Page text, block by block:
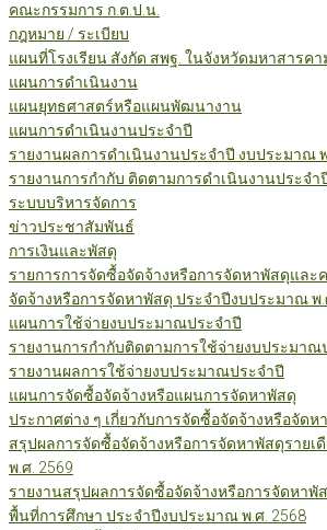
คณะกรรมการ ก.ต.ป.น.
กฎหมาย / ระเบียบ
แผนที่โรงเรียน สังกัด สพฐ. ในจังหวัดมหาสารคา
แผนการดำเนินงาน
แผนยุทธศาสตร์หรือแผนพัฒนางาน
แผนการดำเนินงานประจำปี
รายงานผลการดำเนินงานประจำปี งบประมาณ
รายงานการกำกับ ติดตามการดำเนินงานประจำ
ระบบบริหารจัดการ
ข่าวประชาสัมพันธ์
การเงินและพัสดุ
รายการการจัดซื้อจัดจ้างหรือการจัดหาพัสดุและ
จัดจ้างหรือการจัดหาพัสดุ ประจำปีงบประมาณ พ.
แผนการใช้จ่ายงบประมาณประจำปี
รายงานการกำกับติดตามการใช้จ่ายงบประมาณ
รายงานผลการใช้จ่ายงบประมาณประจำปี
แผนการจัดซื้อจัดจ้างหรือแผนการจัดหาพัสดุ
ประกาศต่าง ๆ เกี่ยวกับการจัดซื้อจัดจ้างหรือจัดห
สรุปผลการจัดซื้อจัดจ้างหรือการจัดหาพัสดุราย
พ.ศ. 2569
รายงานสรุปผลการจัดซื้อจัดจ้างหรือการจัดหาพั
พื้นที่การศึกษา ประจำปีงบประมาณ พ.ศ. 2568